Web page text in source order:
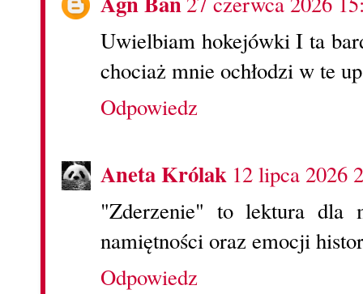
Uwielbiam hokejówki I ta
chociaż mnie ochłodzi w te
Odpowiedz
Aneta Królak 12 lipca 2026
"Zderzenie" to lektura dla
namiętności oraz emocji
Odpowiedz